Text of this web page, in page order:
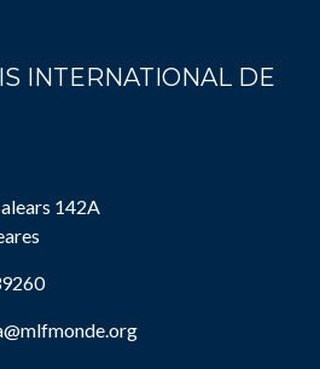
INTERNATIONAL DE
142A